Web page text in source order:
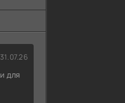
31.07.26
для